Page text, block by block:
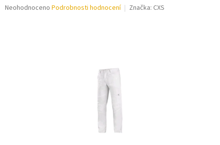
Průměrné
Neohodnoceno Podrobnosti hodnocení Značka: CXS